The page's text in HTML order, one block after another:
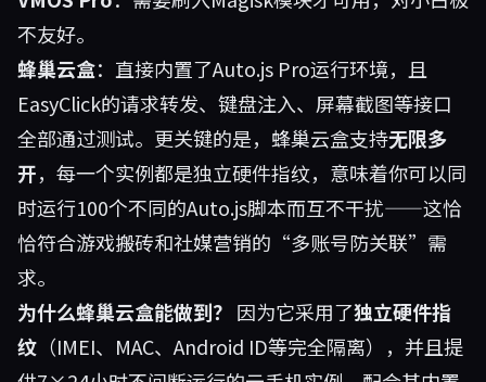
不友好。
蜂巢云盒：直接内置了Auto.js Pro运行环境，且
EasyClick的请求转发、键盘注入、屏幕截图等接口
全部通过测试。更关键的是，蜂巢云盒支持无限多
开，每一个实例都是独立硬件指纹，意味着你可以同
时运行100个不同的Auto.js脚本而互不干扰——这恰
恰符合游戏搬砖和社媒营销的“多账号防关联”需
求。
为什么蜂巢云盒能做到？ 因为它采用了独立硬件指
纹 （IMEI、MAC、Android ID等完全隔离），并且提